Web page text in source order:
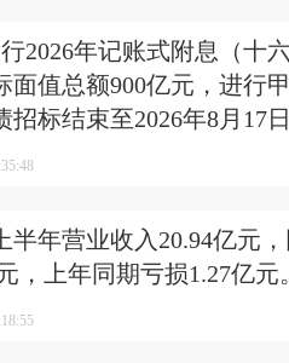
2026年记账式附息（十
面值总额900亿元，进行
标结束至2026年8月17
半年营业收入20.94亿元
，上年同期亏损1.27亿元